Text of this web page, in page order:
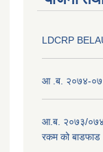
LDCRP
आ .ब. २०७४-
आ.ब. २०७३/०७४
रकम को बाडफाड